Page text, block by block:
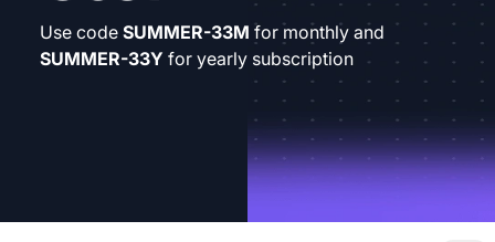
Use code SUMMER-33M for monthly and
SUMMER-33Y for yearly subscription